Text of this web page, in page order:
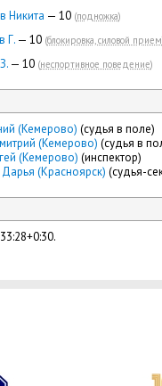
Никита — 10 (подножка)
Г. — 10 (блокировка, силовой прием
— 10 (неспортивное поведение)
(Кемерово) (судья в поле)
(Кемерово) (судья в
(Кемерово) (инспектор)
(Красноярск) (судья-